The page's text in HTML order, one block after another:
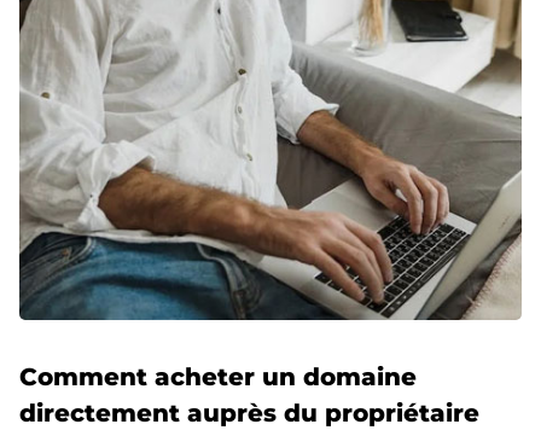
Comment acheter un domaine
directement auprès du propriétaire